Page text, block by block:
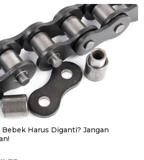
Harus Diganti? Jangan